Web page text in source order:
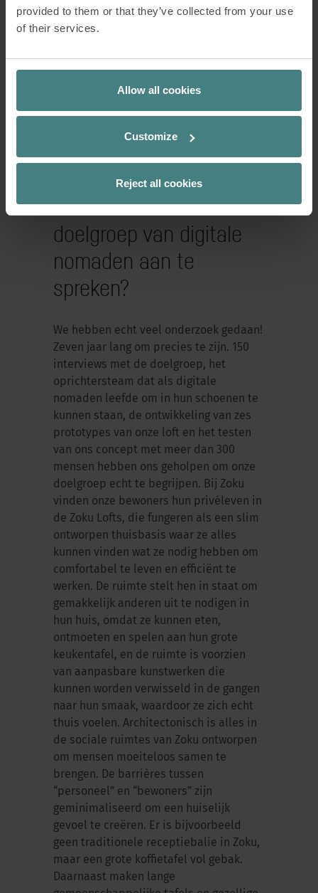
provided to them or that they’ve collected from your use
of their services.
Allow all cookies
Customize
Reject all cookies
(Foto: Zoku / Ewout Huibers & Concrete)
Je hebt veel onderzoek
gedaan: Welke
ontwerpelementen en
architectonische
voordelen moest Zoku
hebben om de
doelgroep van digitale
nomaden aan te
spreken?
We hebben echt veel onderzoek gedaan!
Zeven jaar lang om precies te zijn. 150
interviews met de doelgroep, het
oprichtersteam dat als digitale
nomaden leefde om in hun schoenen te
kunnen staan, de ontwikkeling van zes
prototypes van onze loft en het testen
van ons concept met meer dan 300
mensen hebben ons geholpen om onze
doelgroep echt te begrijpen. Bij Zoku
vinden onze bewoners hun privéleven in
de Zoku Lofts, die fungeren als een slim
ontworpen thuisbasis waar ze alles
kunnen vinden wat ze nodig hebben om
comfortabel te leven en efficiënt te
werken. De ruimte stelt hen in staat om
gemakkelijk anderen uit te nodigen in
hun huis, omdat ze kunnen eten,
ontmoeten en spelen aan hun grote
keukentafel, en de ruimte is voorzien
van aanpasbare kunstwerken die
kunnen worden verwisseld in de gangen
naar hun smaak, waardoor ze zich echt
thuis voelen. Architectonisch is alles in
de sociale ruimtes van Zoku ontworpen
om mensen moeiteloos samen te
brengen. De barrières tussen
“personeel” en “bewoners” zijn
geminimaliseerd om een huiselijk
gevoel te creëren. Er is bijvoorbeeld
geen traditionele receptiebalie in Zoku,
maar een grote koffietafel vol gebak.
Daarnaast maken lange